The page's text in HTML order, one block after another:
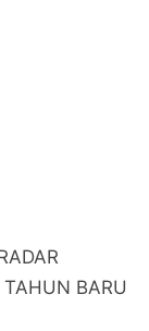
BARU